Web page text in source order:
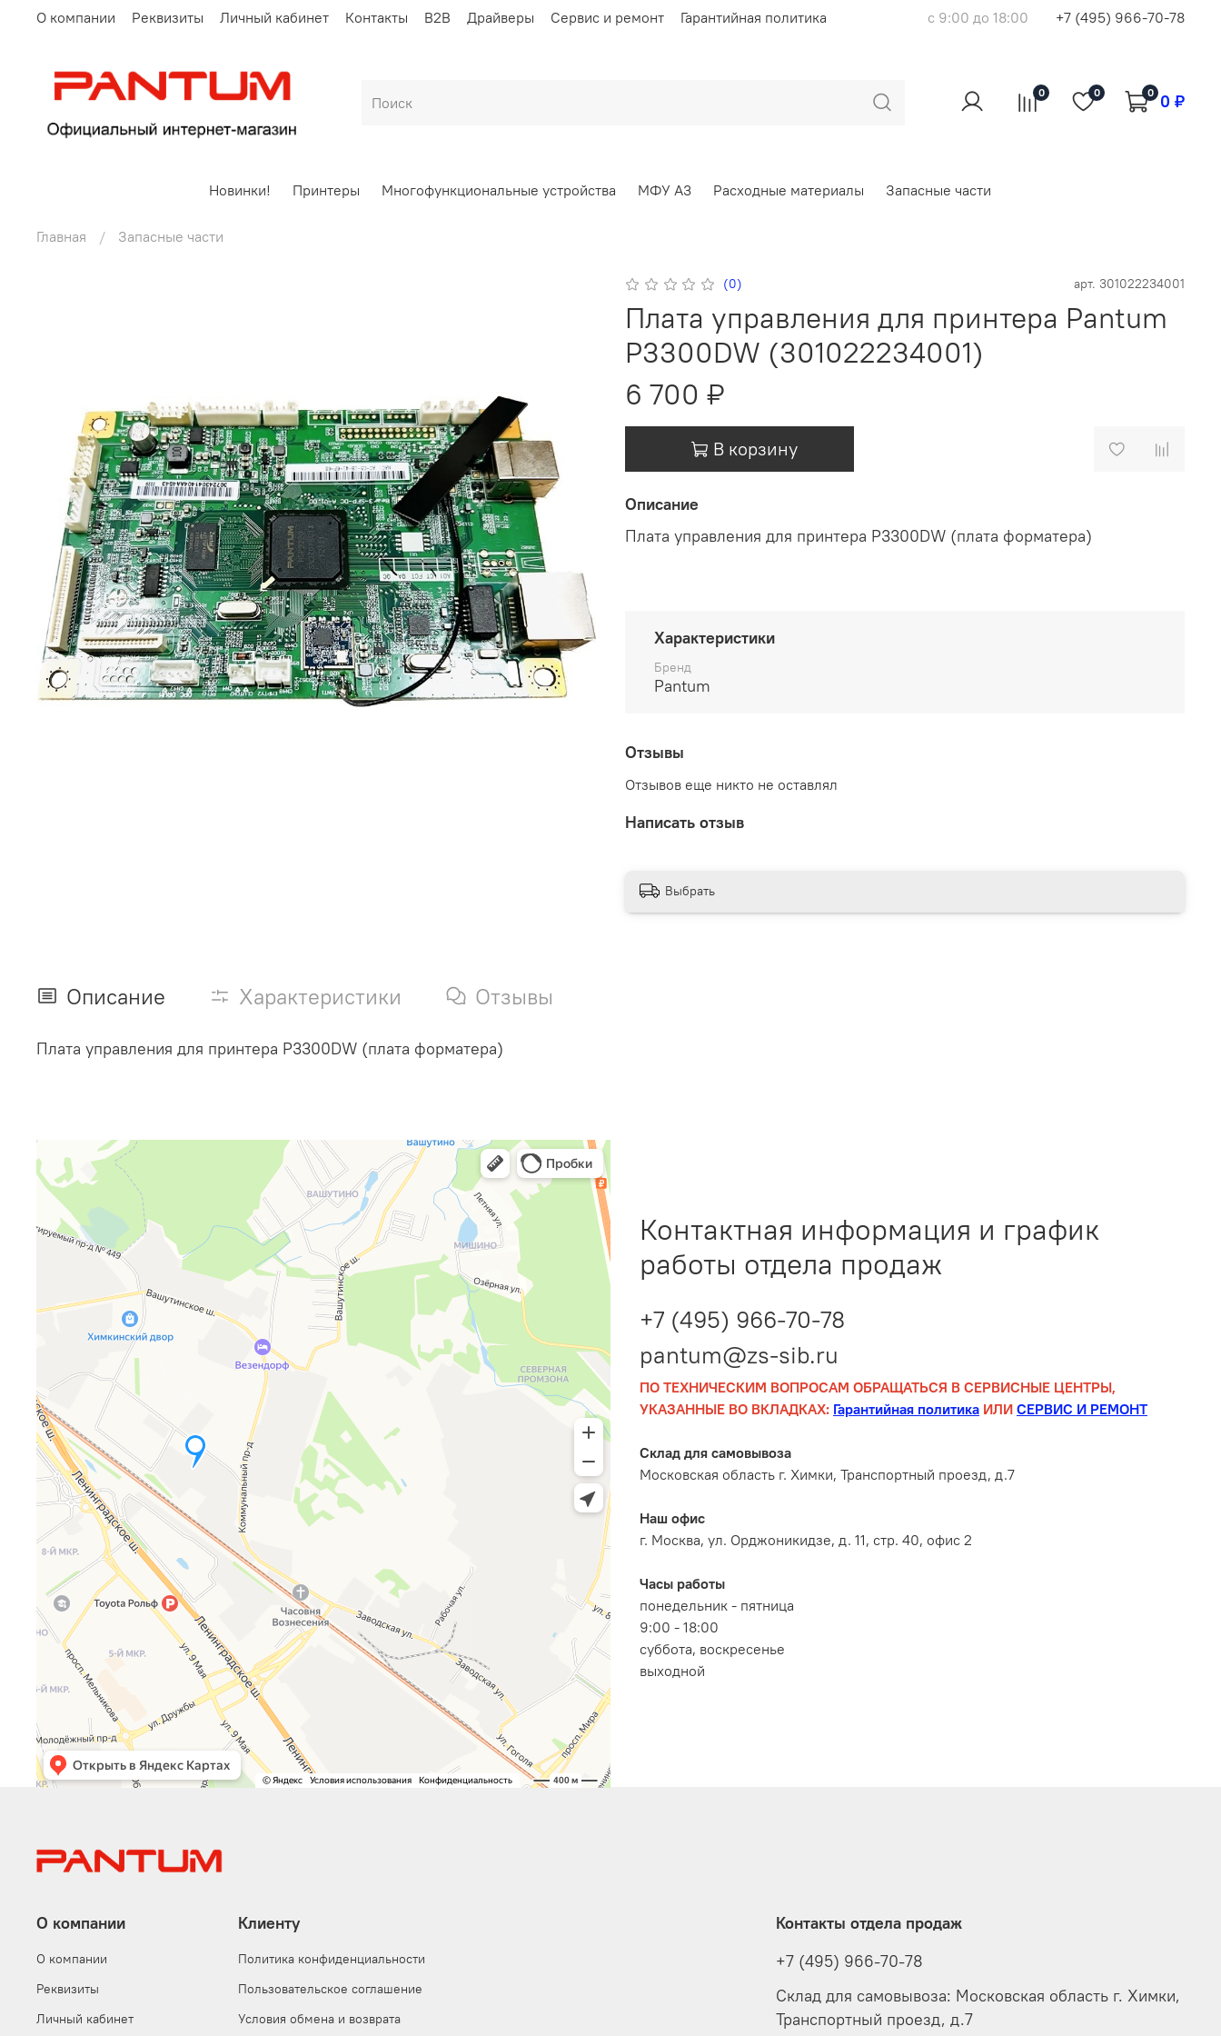
О компании Реквизиты Личный кабинет Контакты B2B Драйверы Сервис и ремонт Гарантийная политика с 9:00 до 18:00 +7 (495) 966-70-78
0 0 0 0 ₽
Новинки! Принтеры Многофункциональные устройства МФУ А3 Расходные материалы Запасные части
Главная Запасные части
(0) арт. 301022234001
Плата управления для принтера Pantum
P3300DW (301022234001)
6 700 ₽
В корзину
Описание
Плата управления для принтера P3300DW (плата форматера)
Характеристики
Бренд
Pantum
Отзывы
Отзывов еще никто не оставлял
Написать отзыв
Выбрать
Описание Характеристики Отзывы
Плата управления для принтера P3300DW (плата форматера)
Контактная информация и график
работы отдела продаж
+7 (495) 966-70-78
pantum@zs-sib.ru
ПО ТЕХНИЧЕСКИМ ВОПРОСАМ ОБРАЩАТЬСЯ В СЕРВИСНЫЕ ЦЕНТРЫ,
УКАЗАННЫЕ ВО ВКЛАДКАХ: Гарантийная политика ИЛИ СЕРВИС И РЕМОНТ
Склад для самовывоза
Московская область г. Химки, Транспортный проезд, д.7
Наш офис
г. Москва, ул. Орджоникидзе, д. 11, стр. 40, офис 2
Часы работы
понедельник - пятница
9:00 - 18:00
суббота, воскресенье
выходной
О компании
О компании
Реквизиты
Личный кабинет
Клиенту
Политика конфиденциальности
Пользовательское соглашение
Условия обмена и возврата
Контакты отдела продаж
+7 (495) 966-70-78
Склад для самовывоза: Московская область г. Химки,
Транспортный проезд, д.7